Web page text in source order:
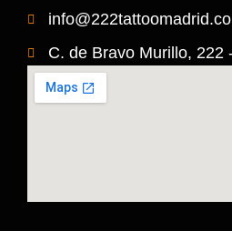
C. de Bravo Murillo, 222